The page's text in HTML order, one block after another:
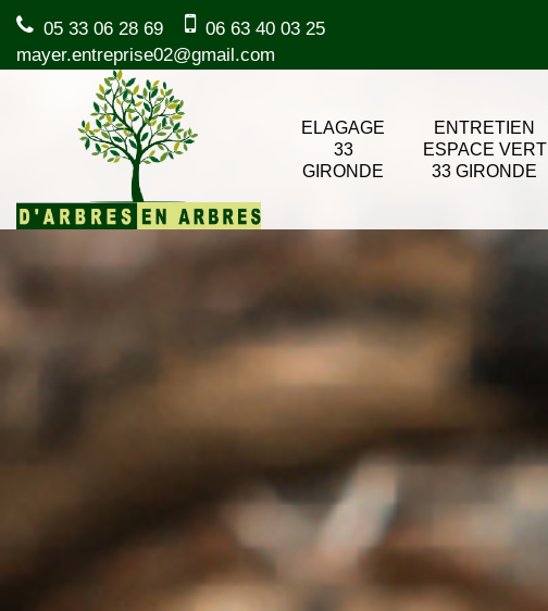
05 33 06 28 69
06 63 40 03 25
mayer.entreprise02@gmail.com
ELAGAGE
33
GIRONDE
ENTRETIEN
ESPACE VERT
33 GIRONDE